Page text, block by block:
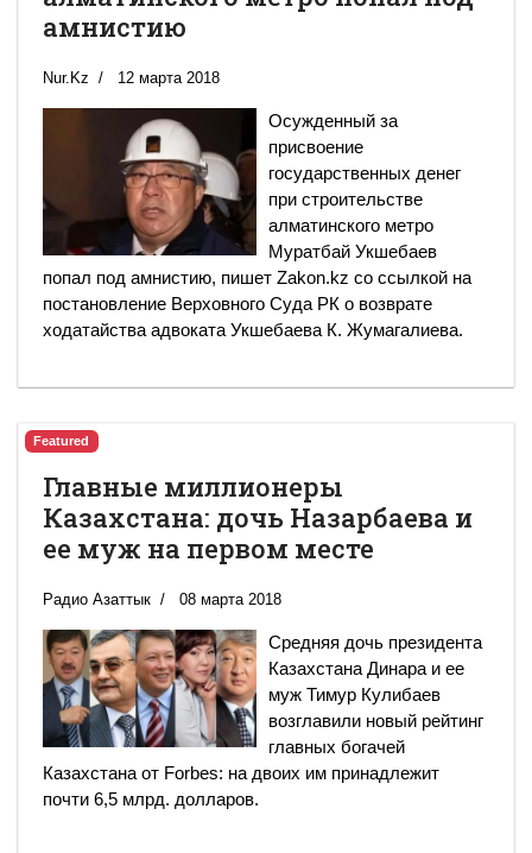
амнистию
Nur.Kz 12 марта 2018
Осужденный за
присвоение
государственных денег
при строительстве
алматинского метро
Муратбай Укшебаев
попал под амнистию, пишет Zakon.kz со ссылкой на
постановление Верховного Суда РК о возврате
ходатайства адвоката Укшебаева К. Жумагалиева.
Featured
Главные миллионеры
Казахстана: дочь Назарбаева и
ее муж на первом месте
Радио Азаттык 08 марта 2018
Средняя дочь президента
Казахстана Динара и ее
муж Тимур Кулибаев
возглавили новый рейтинг
главных богачей
Казахстана от Forbes: на двоих им принадлежит
почти 6,5 млрд. долларов.